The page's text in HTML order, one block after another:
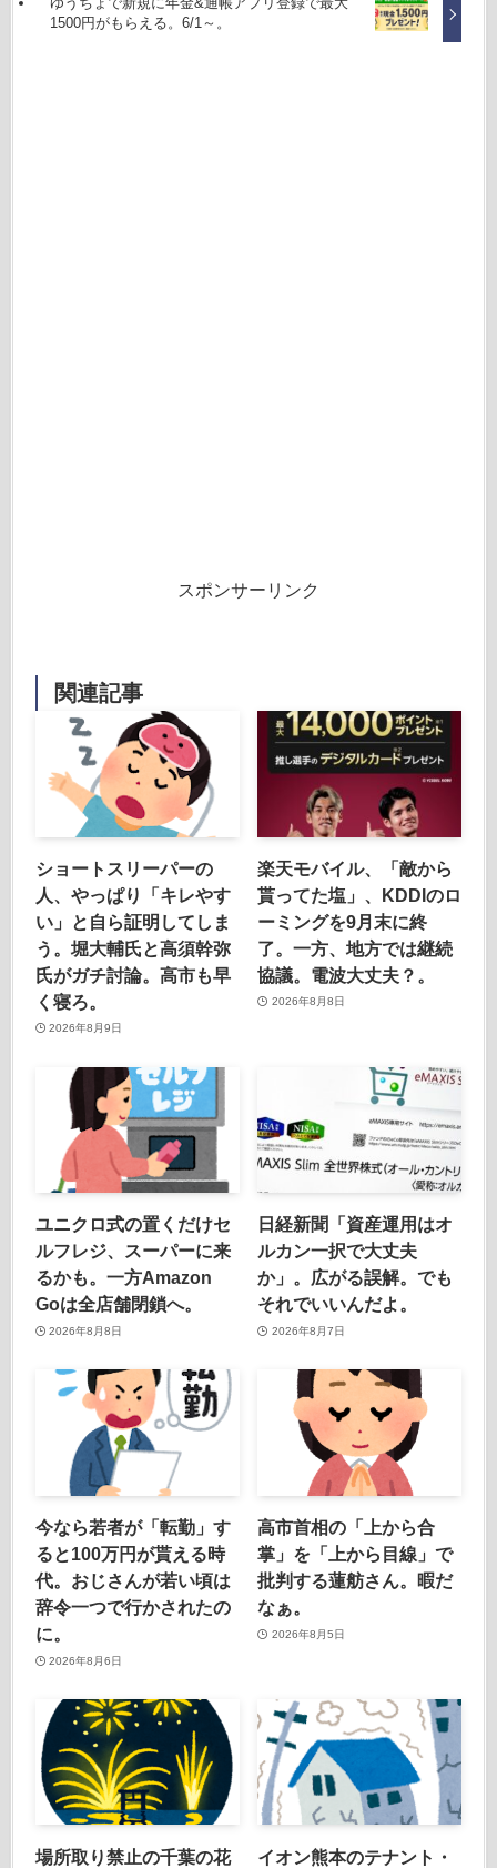
1500円がもらえる。6/1～。
スポンサーリンク
関連記事
ショートスリーパーの
人、やっぱり「キレやす
い」と自ら証明してしま
う。堀大輔氏と高須幹弥
氏がガチ討論。高市も早
く寝ろ。
2026年8月9日
楽天モバイル、「敵から
貰ってた塩」、KDDIのロ
ーミングを9月末に終
了。一方、地方では継続
協議。電波大丈夫？。
2026年8月8日
ユニクロ式の置くだけセ
ルフレジ、スーパーに来
るかも。一方Amazon
Goは全店舗閉鎖へ。
2026年8月8日
日経新聞「資産運用はオ
ルカン一択で大丈夫
か」。広がる誤解。でも
それでいいんだよ。
2026年8月7日
今なら若者が「転勤」す
ると100万円が貰える時
代。おじさんが若い頃は
辞令一つで行かされたの
に。
2026年8月6日
高市首相の「上から合
掌」を「上から目線」で
批判する蓮舫さん。暇だ
なぁ。
2026年8月5日
場所取り禁止の千葉の花
イオン熊本のテナント・